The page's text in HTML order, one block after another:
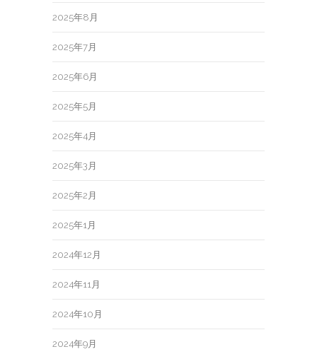
2025年8月
2025年7月
2025年6月
2025年5月
2025年4月
2025年3月
2025年2月
2025年1月
2024年12月
2024年11月
2024年10月
2024年9月